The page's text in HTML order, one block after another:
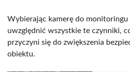
Wybierając kamerę do
uwzględnić wszystkie te czynniki,
przyczyni się do zwiększenia
obiektu.